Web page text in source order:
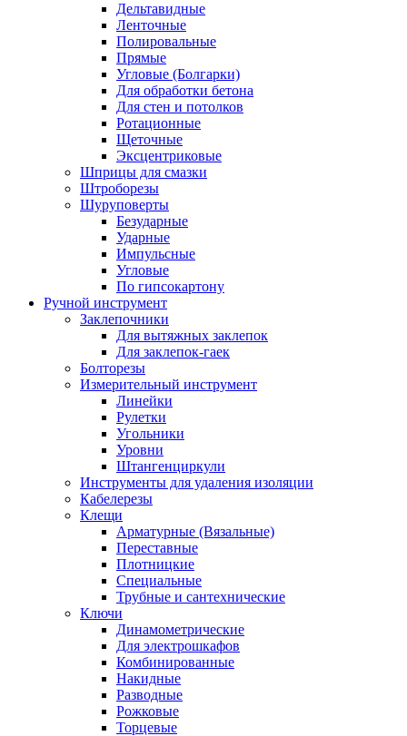
Дельтавидные
Ленточные
Полировальные
Прямые
Угловые (Болгарки)
Для обработки бетона
Для стен и потолков
Ротационные
Щеточные
Эксцентриковые
Шприцы для смазки
Штроборезы
Шуруповерты
Безударные
Ударные
Импульсные
Угловые
По гипсокартону
Ручной инструмент
Заклепочники
Для вытяжных заклепок
Для заклепок-гаек
Болторезы
Измерительный инструмент
Линейки
Рулетки
Угольники
Уровни
Штангенциркули
Инструменты для удаления изоляции
Кабелерезы
Клещи
Арматурные (Вязальные)
Переставные
Плотницкие
Специальные
Трубные и сантехнические
Ключи
Динамометрические
Для электрошкафов
Комбинированные
Накидные
Разводные
Рожковые
Торцевые